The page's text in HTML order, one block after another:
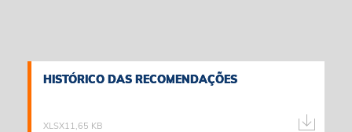
HISTÓRICO DAS RECOMENDAÇÕES
XLSX11,65 KB
HISTÓRICO DAS RECOMENDAÇÕES